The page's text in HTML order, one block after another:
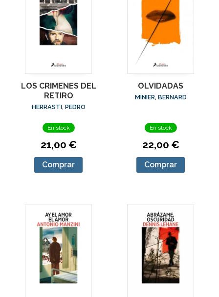
LOS CRIMENES DEL
RETIRO
HERRASTI, PEDRO
En stock
21,00 €
Comprar
OLVIDADAS
MINIER, BERNARD
En stock
22,00 €
Comprar